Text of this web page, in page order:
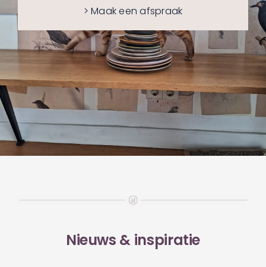
> Maak een afspraak
Nieuws & inspiratie